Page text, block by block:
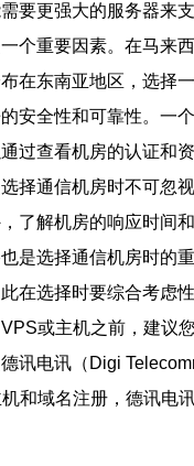
要更强大的服务器来
个重要因素。在马来
在东南亚地区，选择
安全性和可靠性。一
过查看机房的认证和
择通信机房时不可忽
了解机房的响应时间
是选择通信机房时的
在选择时要综合考虑性
或主机之前，建议
讯电讯（Digi
和域名注册，德讯电